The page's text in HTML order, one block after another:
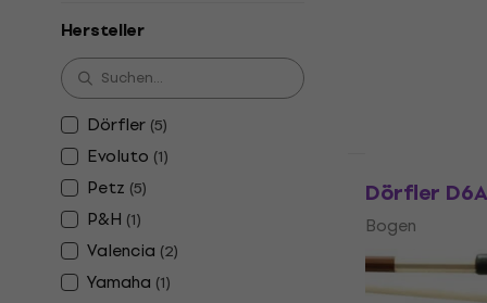
Hersteller
Dörfler (5)
Evoluto (1)
Petz (5)
P&H (1)
Valencia (2)
Yamaha (1)
Dörfler
Bogen
Fr 151.42Fr
Auf Lager